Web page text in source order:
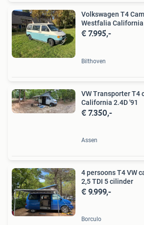
Volkswagen T4
Westfalia California
€ 7.995,-
Bilthoven
VW Transporter T4
California 2.4D '91
€ 7.350,-
Assen
4 persoons T4 VW
2,5 TDI 5 cilinder
€ 9.999,-
Borculo